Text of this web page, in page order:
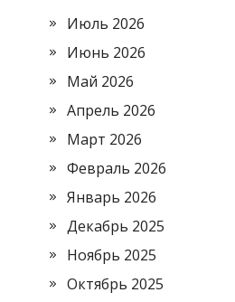
Июль 2026
Июнь 2026
Май 2026
Апрель 2026
Март 2026
Февраль 2026
Январь 2026
Декабрь 2025
Ноябрь 2025
Октябрь 2025